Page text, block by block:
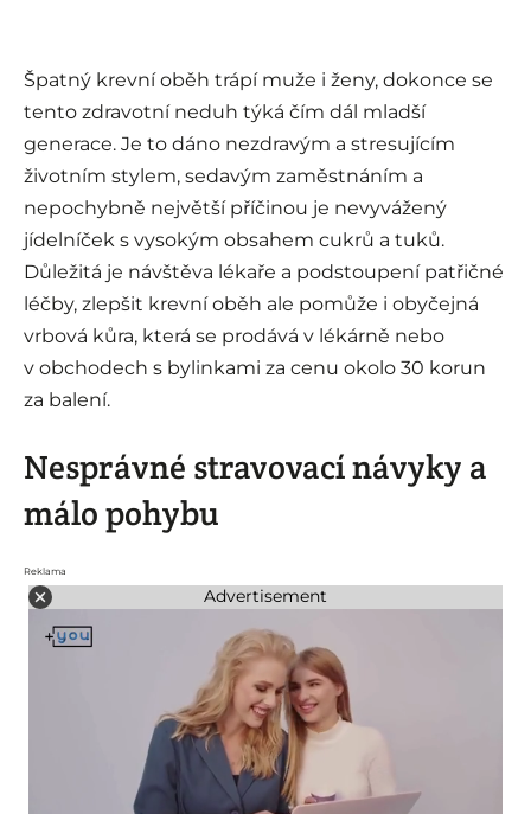
Špatný krevní oběh trápí muže i ženy, dokonce se
tento zdravotní neduh týká čím dál mladší
generace. Je to dáno nezdravým a stresujícím
životním stylem, sedavým zaměstnáním a
nepochybně největší příčinou je nevyvážený
jídelníček s vysokým obsahem cukrů a tuků.
Důležitá je návštěva lékaře a podstoupení patřičné
léčby, zlepšit krevní oběh ale pomůže i obyčejná
vrbová kůra, která se prodává v lékárně nebo
v obchodech s bylinkami za cenu okolo 30 korun
za balení.
Nesprávné stravovací návyky a
málo pohybu
Reklama
Advertisement